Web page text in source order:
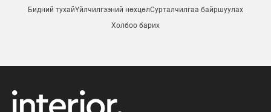
Бидний тухайҮйлчилгээний нөхцөлСурталчилгаа байршуулах
Холбоо барих